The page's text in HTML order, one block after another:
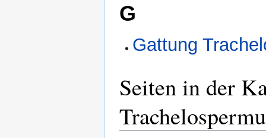
G
Gattung
Seiten in der